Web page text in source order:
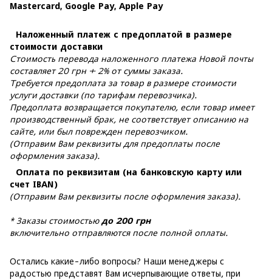
Mastercard, Google Pay, Apple Pay
Наложенный платеж с предоплатой в размере
стоимости доставки
Стоимость перевода наложенного платежа Новой почты
составляет 20 грн + 2% от суммы заказа.
Требуется предоплата за товар в размере стоимости
услуги доставки (по тарифам перевозчика).
Предоплата возвращается покупателю, если товар имеет
производственный брак, не соответствует описанию на
сайте, или был поврежден перевозчиком.
(Отправим Вам реквизиты для предоплаты после
оформления заказа).
Оплата по реквизитам (на банковскую карту или
счет IBAN)
(Отправим Вам реквизиты после оформления заказа).
* Заказы стоимостьюдо 200 грн
включительно отправляются после полной оплаты.
Остались какие-либо вопросы? Наши менеджеры с
радостью представят Вам исчерпывающие ответы, при